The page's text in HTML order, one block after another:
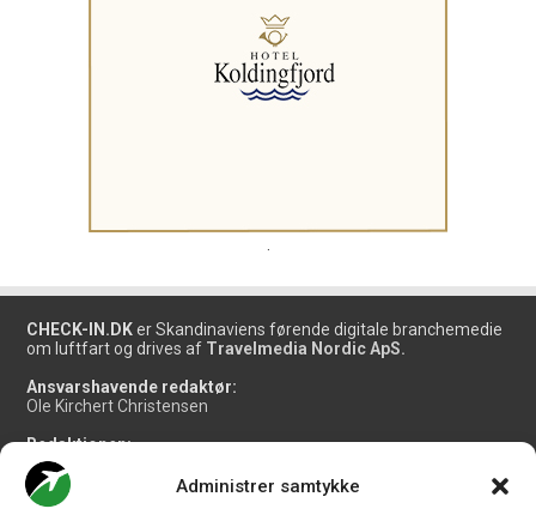
Administrer samtykke
CHECK-IN.DK er Skandinaviens førende digitale branchemedie
om luftfart og drives af Travelmedia Nordic ApS.
Ansvarshavende redaktør:
Ole Kirchert Christensen
Redaktionen:
Christian Granhøj Skouboe
Henrik Baumgarten
Danny Longhi Andreasen